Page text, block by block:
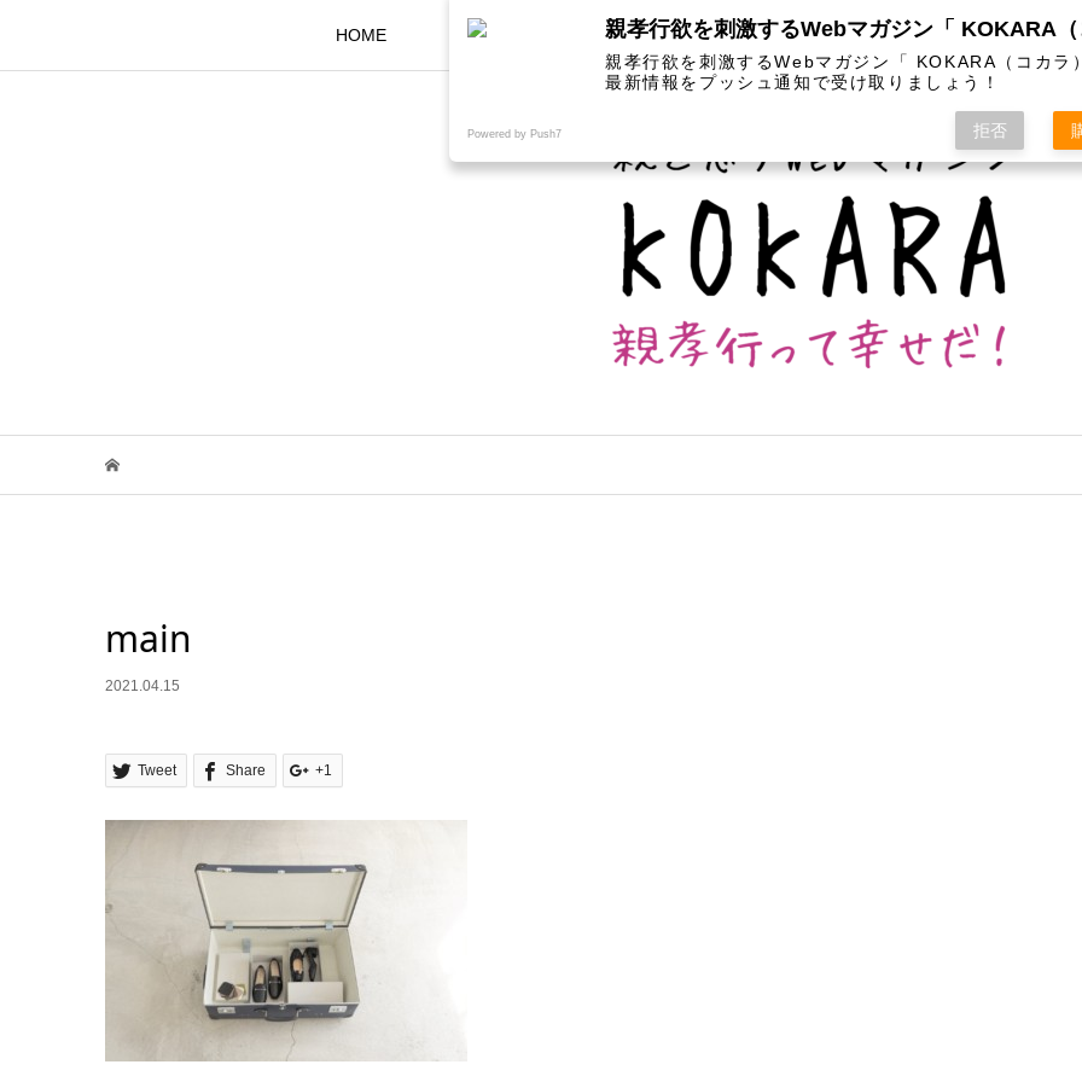
HOME KOKARAとは カテゴリー インスタグラム お問い合わせ
main
2021.04.15
Tweet Share +1
親孝行欲を刺激するWebマガジン「 KOKARA（コカラ
最新情報をプッシュ通知で受け取りましょう！
Powered by Push7 拒否